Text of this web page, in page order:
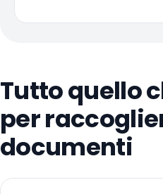
Tutto quello
per
documenti